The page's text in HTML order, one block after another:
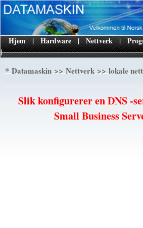
|
Hjem | Hardware | Nettverk |
*Datamaskin>>Nettverk>>lokale
Slik konfigurerer en DNS -
Small Business